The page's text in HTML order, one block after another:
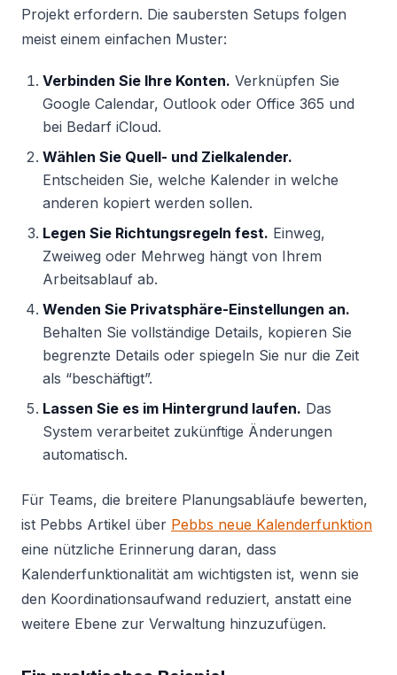
Projekt erfordern. Die saubersten Setups folgen
meist einem einfachen Muster:
Verbinden Sie Ihre Konten. Verknüpfen Sie
Google Calendar, Outlook oder Office 365 und
bei Bedarf iCloud.
Wählen Sie Quell- und Zielkalender.
Entscheiden Sie, welche Kalender in welche
anderen kopiert werden sollen.
Legen Sie Richtungsregeln fest. Einweg,
Zweiweg oder Mehrweg hängt von Ihrem
Arbeitsablauf ab.
Wenden Sie Privatsphäre-Einstellungen an.
Behalten Sie vollständige Details, kopieren Sie
begrenzte Details oder spiegeln Sie nur die Zeit
als “beschäftigt”.
Lassen Sie es im Hintergrund laufen. Das
System verarbeitet zukünftige Änderungen
automatisch.
Für Teams, die breitere Planungsabläufe bewerten,
ist Pebbs Artikel über Pebbs neue Kalenderfunktion
eine nützliche Erinnerung daran, dass
Kalenderfunktionalität am wichtigsten ist, wenn sie
den Koordinationsaufwand reduziert, anstatt eine
weitere Ebene zur Verwaltung hinzuzufügen.